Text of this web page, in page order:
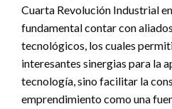
Cuarta Revolución Industrial
fundamental contar con
tecnológicos, los cuales
interesantes sinergias para la
tecnología, sino facilitar la
emprendimiento como una